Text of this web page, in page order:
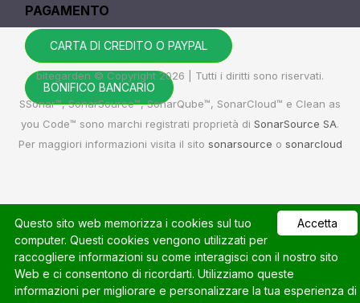
PAGAMENTO
CARTA DI CREDITO O PAYPAL
BONIFICO BANCARIO
bitegarden © Copyright 2026 | Tutti i diritti sono riservati.
SSonar™, SonarSource™, SonarQube™, SonarCloud™ e Clean as
you Code™ sono marchi registrati proprietà di SonarSource SA.
Per maggiori informazioni visita il sito sonarsource o sonarcloud
Accetta
Questo sito web memorizza i cookies sul tuo
computer. Questi cookies vengono utilizzati per
raccogliere informazioni su come interagisci con il nostro sito
Web e ci consentono di ricordarti. Utilizziamo queste
informazioni per migliorare e personalizzare la tua esperienza di